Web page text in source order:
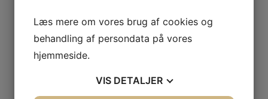
Søskenderabat/friplads
Lukkedage og Ferie
Forsikring
Økologi og kostpolitik i Brumbassen
Læs mere om vores brug af cookies og
behandling af persondata på vores
hjemmeside.
VIS DETALJER